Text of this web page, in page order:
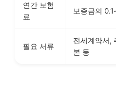
연간 보험
료
보증금의
필요 서류
전세계약서,
본 등